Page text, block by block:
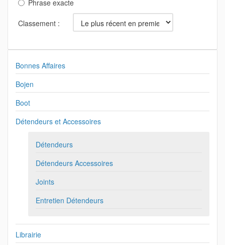
Phrase exacte
Classement :
Bonnes Affaires
Bojen
Boot
Détendeurs et Accessoires
Détendeurs
Détendeurs Accessoires
Joints
Entretien Détendeurs
Librairie